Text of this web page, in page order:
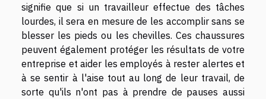
signifie que si un travailleur effectue des tâches
lourdes, il sera en mesure de les accomplir sans se
blesser les pieds ou les chevilles. Ces chaussures
peuvent également protéger les résultats de votre
entreprise et aider les employés à rester alertes et
à se sentir à l'aise tout au long de leur travail, de
sorte qu'ils n'ont pas à prendre de pauses aussi